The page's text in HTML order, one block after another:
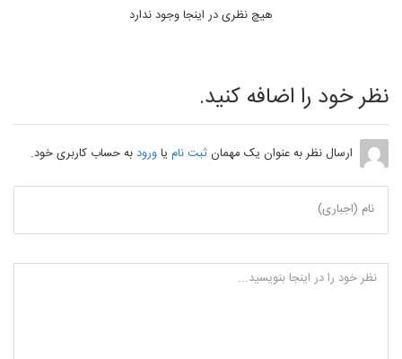
هیچ نظری در اینجا وجود ندارد
نظر خود را اضافه کنید.
ارسال نظر به عنوان یک مهمانثبت نام یاورودبه حساب کاربری خود.
نام (اجباری)